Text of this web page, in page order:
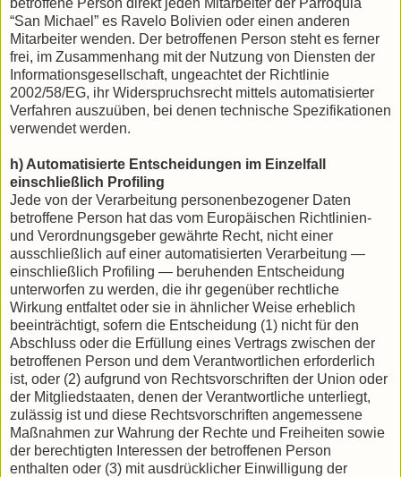
“San Michael” es Ravelo Bolivien oder einen anderen
Mitarbeiter wenden. Der betroffenen Person steht es ferner
frei, im Zusammenhang mit der Nutzung von Diensten der
Informationsgesellschaft, ungeachtet der Richtlinie
2002/58/EG, ihr Widerspruchsrecht mittels automatisierter
Verfahren auszuüben, bei denen technische Spezifikationen
verwendet werden.
h) Automatisierte Entscheidungen im Einzelfall
einschließlich Profiling
Jede von der Verarbeitung personenbezogener Daten
betroffene Person hat das vom Europäischen Richtlinien-
und Verordnungsgeber gewährte Recht, nicht einer
ausschließlich auf einer automatisierten Verarbeitung —
einschließlich Profiling — beruhenden Entscheidung
unterworfen zu werden, die ihr gegenüber rechtliche
Wirkung entfaltet oder sie in ähnlicher Weise erheblich
beeinträchtigt, sofern die Entscheidung (1) nicht für den
Abschluss oder die Erfüllung eines Vertrags zwischen der
betroffenen Person und dem Verantwortlichen erforderlich
ist, oder (2) aufgrund von Rechtsvorschriften der Union oder
der Mitgliedstaaten, denen der Verantwortliche unterliegt,
zulässig ist und diese Rechtsvorschriften angemessene
Maßnahmen zur Wahrung der Rechte und Freiheiten sowie
der berechtigten Interessen der betroffenen Person
enthalten oder (3) mit ausdrücklicher Einwilligung der